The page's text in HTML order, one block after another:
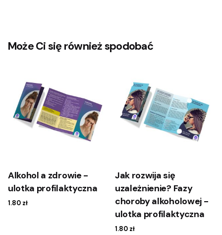
Może Ci się również spodobać
Alkohol a zdrowie -
ulotka profilaktyczna
1.80 zł
Jak rozwija się
uzależnienie? Fazy
choroby alkoholowej -
ulotka profilaktyczna
1.80 zł